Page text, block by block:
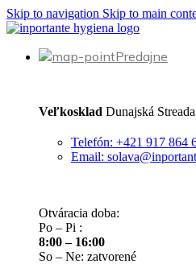
Skip to navigation Skip to main
Predajne
Veľkosklad Dunajská Streada
Telefón: +421 917 864
Email:
Otváracia doba:
Po – Pi :
8:00 – 16:00
So – Ne: zatvorené